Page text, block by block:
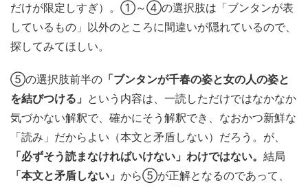
だけが限定しすぎ）。①～④の選択肢は「ブンタンが表
しているもの」以外のところに間違いが隠れているので、
探してみてほしい。
⑤の選択肢前半の 「ブンタンが千春の姿と女の人の姿と
を結びつける」 という内容は、一読しただけではなかなか
気づかない解釈で、確かにそう解釈でき、なおかつ新鮮な
「読み」だからよい（本文と矛盾しない）だろう。が、
「必ずそう読まなければいけない」わけではない。 結局
「本文と矛盾しない」 から⑤が正解となるのであって、